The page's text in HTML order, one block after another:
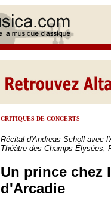
CRITIQUES DE CONCERTS
Récital d'Andreas Scholl avec
Théâtre des Champs-Élysées,
Un prince chez
d'Arcadie